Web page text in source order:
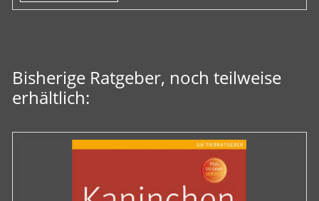
Bisherige Ratgeber, noch teilweise
erhältlich: